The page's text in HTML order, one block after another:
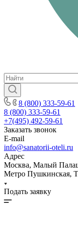
8 (800) 333-59-61
8 (800) 333-59-61
+7(495) 492-59-61
Заказать звонок
E-mail
info@sanatorii-oteli.ru
Адрес
Москва, Малый
Метро Пушкинская,
Подать заявку